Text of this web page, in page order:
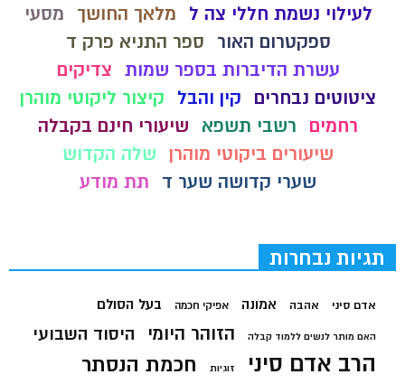
לעילוי נשמת חללי צה ל
מלאך החושך
מסעי
ספקטרום האור
ספר התניא פרק ד
עשרת הדיברות בספר שמות צדיקים
ציטוטים נבחרים
קין והבל
קיצור ליקוטי מוהרן
רחמים
רשבי תשפא
שיעורי חינם בקבלה
שיעורים ביקוטי מוהרן
שלה הקדוש
שערי קדושה שער ד
תת מודע
תגיות נבחרות
אדם סיני אהבה אמונה אפיקי חכמה בעל הסולם
האם מותר לנשים ללמוד קבלה הזוהר היומי היסוד השבועי
הרב אדם סיני זוגיות חכמת הנסתר